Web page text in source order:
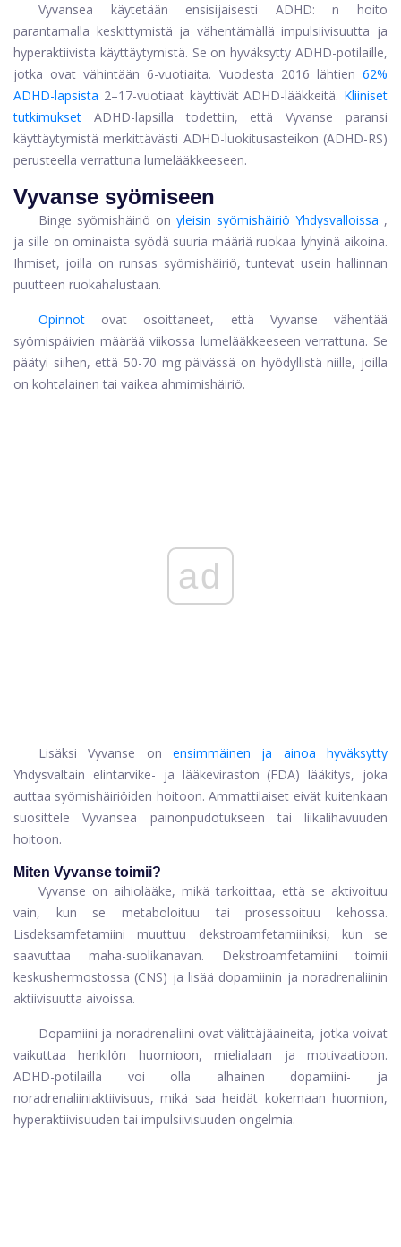
Vyvansea käytetään ensisijaisesti
ADHD: n hoito
parantamalla keskittymistä ja vähentämällä impulsiivisuutta ja
hyperaktiivista käyttäytymistä. Se on hyväksytty ADHD-potilaille,
jotka ovat vähintään 6-vuotiaita. Vuodesta 2016 lähtien 62%
ADHD-lapsista 2–17-vuotiaat käyttivät ADHD-lääkkeitä. Kliiniset
tutkimukset
ADHD-lapsilla todettiin, että Vyvanse paransi
käyttäytymistä merkittävästi ADHD-luokitusasteikon (ADHD-RS)
perusteella verrattuna lumelääkkeeseen.
Vyvanse syömiseen
Binge syömishäiriö on yleisin syömishäiriö Yhdysvalloissa ,
ja sille on ominaista syödä suuria määriä ruokaa lyhyinä aikoina.
Ihmiset, joilla on runsas syömishäiriö, tuntevat usein hallinnan
puutteen ruokahalustaan.
Opinnot
ovat osoittaneet, että Vyvanse vähentää
syömispäivien määrää viikossa lumelääkkeeseen verrattuna. Se
päätyi siihen, että 50-70 mg päivässä on hyödyllistä niille, joilla
on kohtalainen tai vaikea ahmimishäiriö.
ad
Lisäksi Vyvanse on
ensimmäinen ja ainoa hyväksytty
Yhdysvaltain elintarvike- ja lääkeviraston (FDA) lääkitys, joka
auttaa syömishäiriöiden hoitoon. Ammattilaiset eivät kuitenkaan
suosittele Vyvansea painonpudotukseen tai liikalihavuuden
hoitoon.
Miten Vyvanse toimii?
Vyvanse on aihiolääke, mikä tarkoittaa, että se aktivoituu
vain, kun se metaboloituu tai prosessoituu kehossa.
Lisdeksamfetamiini muuttuu dekstroamfetamiiniksi, kun se
saavuttaa maha-suolikanavan. Dekstroamfetamiini toimii
keskushermostossa (CNS) ja lisää dopamiinin ja noradrenaliinin
aktiivisuutta aivoissa.
Dopamiini ja noradrenaliini ovat välittäjäaineita, jotka voivat
vaikuttaa henkilön huomioon, mielialaan ja motivaatioon.
ADHD-potilailla voi olla alhainen dopamiini- ja
noradrenaliiniaktiivisuus, mikä saa heidät kokemaan huomion,
hyperaktiivisuuden tai impulsiivisuuden ongelmia.